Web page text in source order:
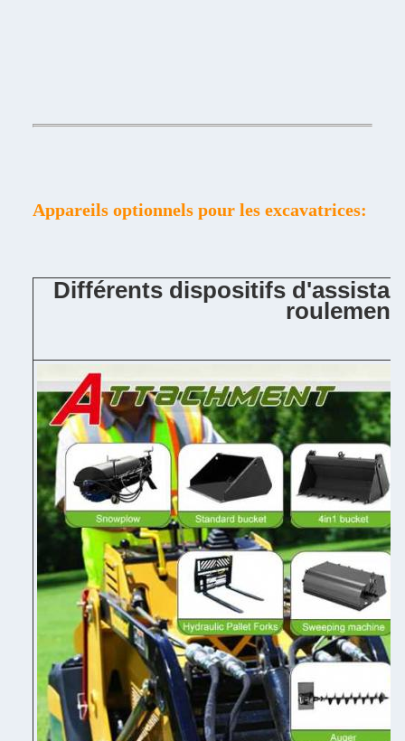
Appareils optionnels pour les excavatrices:
Différents dispositifs
roulement